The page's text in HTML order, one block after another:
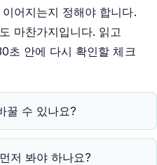
어지는지 정해야 합니다.
마찬가지입니다. 읽고
초 안에 다시 확인할 체크
꿀 수 있나요?
저 봐야 하나요?